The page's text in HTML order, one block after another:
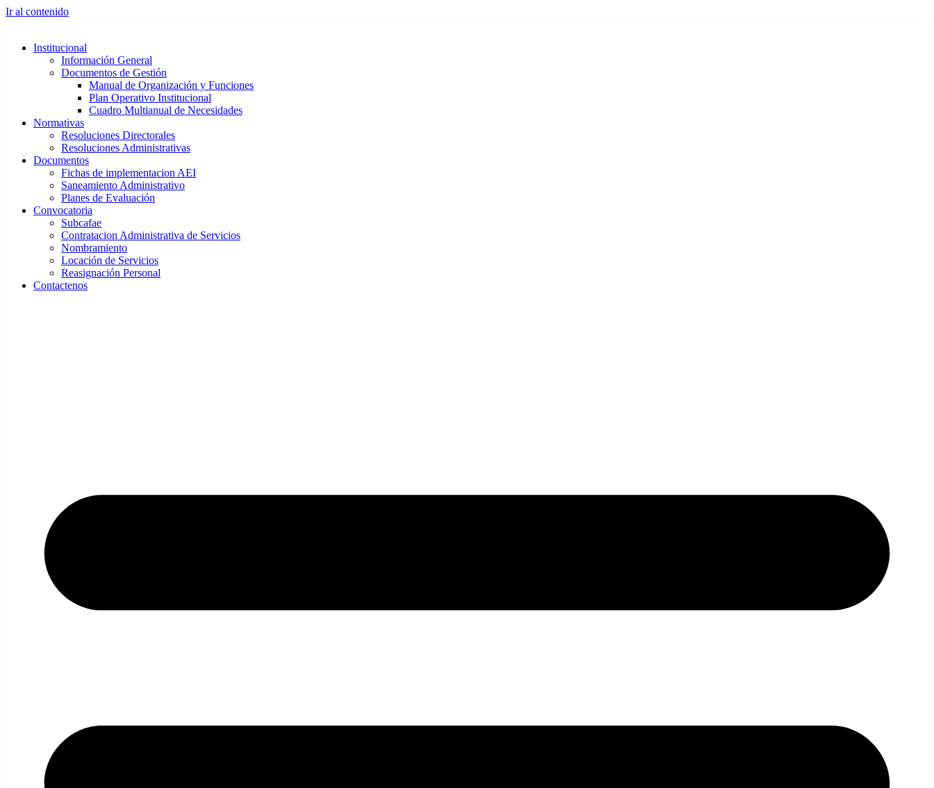
Ir al contenido
Institucional
Información General
Documentos de Gestión
Manual de Organización y Funciones
Plan Operativo Institucional
Cuadro Multianual de Necesidades
Normativas
Resoluciones Directorales
Resoluciones Administrativas
Documentos
Fichas de implementacion AEI
Saneamiento Administrativo
Planes de Evaluación
Convocatoria
Subcafae
Contratacion Administrativa de Servicios
Nombramiento
Locación de Servicios
Reasignación Personal
Contactenos